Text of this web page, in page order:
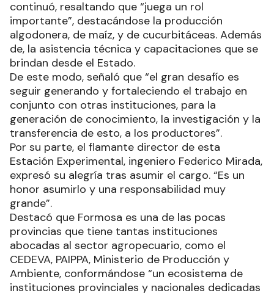
continuó, resaltando que “juega un rol
importante”, destacándose la producción
algodonera, de maíz, y de cucurbitáceas. Además
de, la asistencia técnica y capacitaciones que se
brindan desde el Estado.
De este modo, señaló que “el gran desafío es
seguir generando y fortaleciendo el trabajo en
conjunto con otras instituciones, para la
generación de conocimiento, la investigación y la
transferencia de esto, a los productores”.
Por su parte, el flamante director de esta
Estación Experimental, ingeniero Federico Mirada,
expresó su alegría tras asumir el cargo. “Es un
honor asumirlo y una responsabilidad muy
grande”.
Destacó que Formosa es una de las pocas
provincias que tiene tantas instituciones
abocadas al sector agropecuario, como el
CEDEVA, PAIPPA, Ministerio de Producción y
Ambiente, conformándose “un ecosistema de
instituciones provinciales y nacionales dedicadas